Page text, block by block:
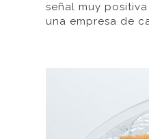
señal muy positiva
una empresa de